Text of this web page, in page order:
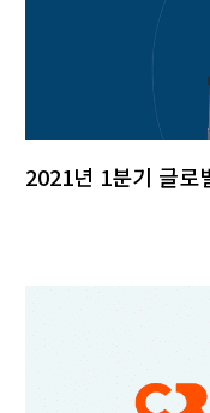
2021년 1분기 글로